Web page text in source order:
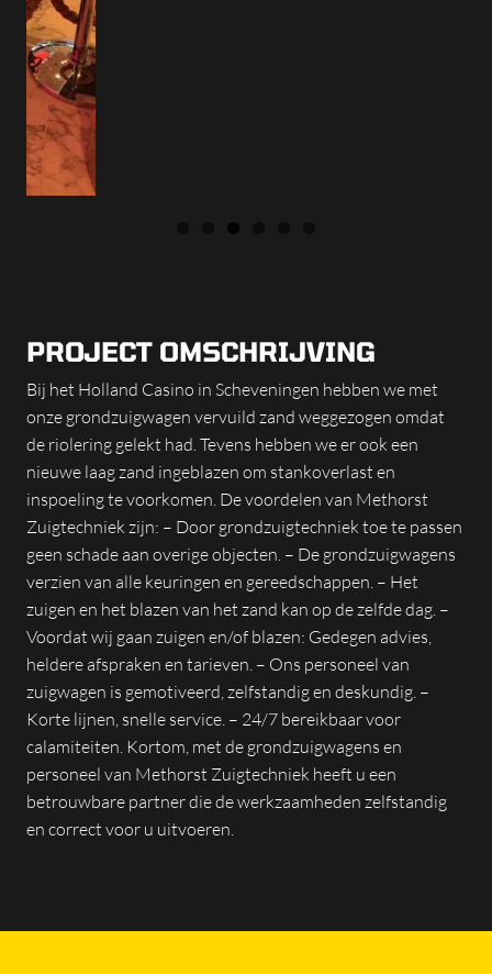
PROJECT OMSCHRIJVING
Bij het Holland Casino in Scheveningen hebben we met
onze grondzuigwagen vervuild zand weggezogen omdat
de riolering gelekt had. Tevens hebben we er ook een
nieuwe laag zand ingeblazen om stankoverlast en
inspoeling te voorkomen. De voordelen van Methorst
Zuigtechniek zijn: – Door grondzuigtechniek toe te passen
geen schade aan overige objecten. – De grondzuigwagens
verzien van alle keuringen en gereedschappen. – Het
zuigen en het blazen van het zand kan op de zelfde dag. –
Voordat wij gaan zuigen en/of blazen: Gedegen advies,
heldere afspraken en tarieven. – Ons personeel van
zuigwagen is gemotiveerd, zelfstandig en deskundig. –
Korte lijnen, snelle service. – 24/7 bereikbaar voor
calamiteiten. Kortom, met de grondzuigwagens en
personeel van Methorst Zuigtechniek heeft u een
betrouwbare partner die de werkzaamheden zelfstandig
en correct voor u uitvoeren.